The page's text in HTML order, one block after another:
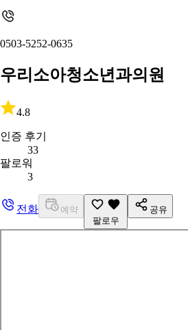
0503-5252-0635
우리소아청소년과의원
4.8
인증 후기
33
팔로워
3
전화
예약
팔로우
공유